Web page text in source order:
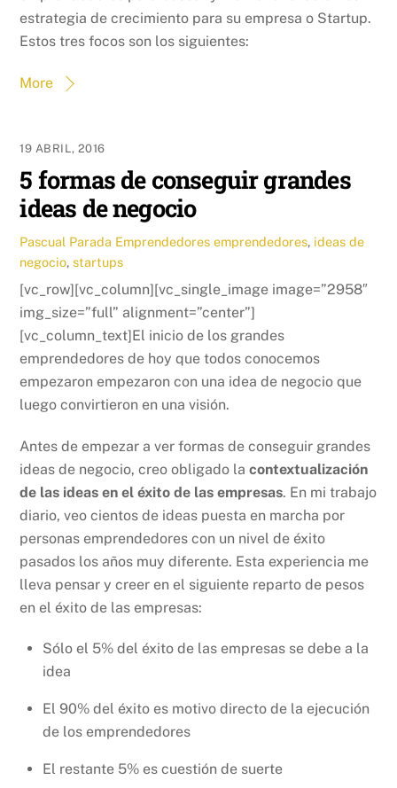
estrategia de crecimiento para su empresa o Startup.
Estos tres focos son los siguientes:
More
19 ABRIL, 2016
5 formas de conseguir grandes
ideas de negocio
Pascual Parada Emprendedores emprendedores, ideas de
negocio,startups
[vc_row][vc_column][vc_single_image image=”2958″
img_size=”full” alignment=”center”]
[vc_column_text]El inicio de los grandes
emprendedores de hoy que todos conocemos
empezaron empezaron con una idea de negocio que
luego convirtieron en una visión.
Antes de empezar a ver formas de conseguir grandes
ideas de negocio, creo obligado lacontextualización
de las ideas en el éxito de las empresas. En mi trabajo
diario, veo cientos de ideas puesta en marcha por
personas emprendedores con un nivel de éxito
pasados los años muy diferente. Esta experiencia me
lleva pensar y creer en el siguiente reparto de pesos
en el éxito de las empresas:
Sólo el 5% del éxito de las empresas se debe a la
idea
El 90% del éxito es motivo directo de la ejecución
de los emprendedores
El restante 5% es cuestión de suerte